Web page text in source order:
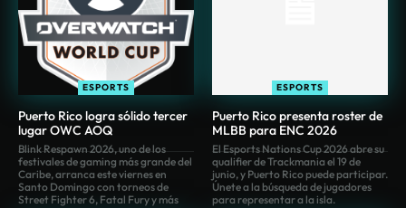
ESPORTS
Puerto Rico logra sólido tercer
lugar OWC AOQ
ESPORTS
Puerto Rico presenta roster de
MLBB para ENC 2026
Blink Respawn 2026, uno de los
festivales de gaming más grande del
Caribe, arranca este viernes en
Santo Domingo con torneos de
Street Fighter 6, Fatal Fury y más
El Esports Nations Cup 2026 abre su
qualifier de Trackmania el 19 de
junio, y Puerto Rico puede participar.
Únete a la búsqueda de jugadores
para representar a la isla.